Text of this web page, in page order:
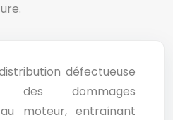
défectueuse
des dommages
moteur, entraînant